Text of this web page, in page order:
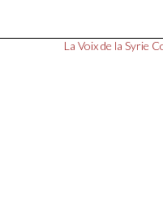
La Voix de la Syrie